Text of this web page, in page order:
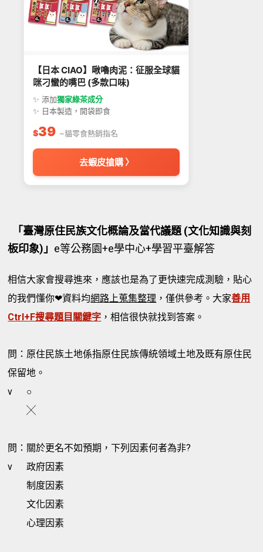
【日本 CIAO】啾嚕肉泥：征服全球貓
咪刁蠻的嘴巴 (多款口味)
✨ 添加獨家綠茶成分
✨ 日本製造，開袋即食
$39 ~貓零食熱銷指名
去蝦皮搶購 〉
「臺灣原住民族文化概論及當代議題 (文化知識與刻
板印象)」 e等公務園+e學中心+學習平臺解答
相信大家會搜尋進來，應該也是為了更快速完成測驗，貼心
的我們懂你❤資料均網路上蒐集整理 ，僅供參考。大家善用
Ctrl+F搜尋題目關鍵字 ，相信很快就找到答案。
問：原住民族土地係指原住民族傳統領域土地及既有原住民
保留地。
v
○
╳
問：關於更名不如預期，下列因素何者為非?
v
政府因素
制度因素
文化因素
心理因素